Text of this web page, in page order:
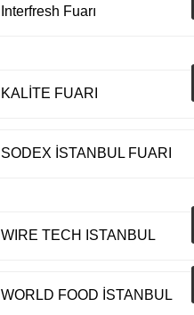
Interfresh Fuarı
KALİTE FUARI
SODEX İSTANBUL FUARI
WIRE TECH ISTANBUL
WORLD FOOD İSTANBUL